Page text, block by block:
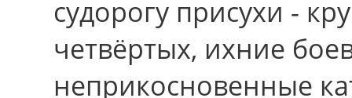
судорогу присухи -
четвёртых, ихние
неприкосновенные